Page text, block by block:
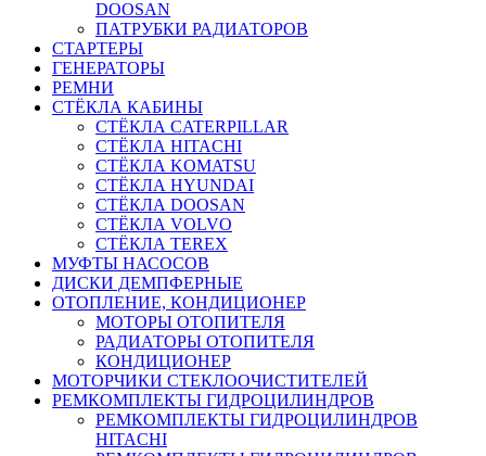
DOOSAN
ПАТРУБКИ РАДИАТОРОВ
СТАРТЕРЫ
ГЕНЕРАТОРЫ
РЕМНИ
СТЁКЛА КАБИНЫ
СТЁКЛА CATERPILLAR
СТЁКЛА HITACHI
СТЁКЛА KOMATSU
СТЁКЛА HYUNDAI
СТЁКЛА DOOSAN
СТЁКЛА VOLVO
СТЁКЛА TEREX
МУФТЫ НАСОСОВ
ДИСКИ ДЕМПФЕРНЫЕ
ОТОПЛЕНИЕ, КОНДИЦИОНЕР
МОТОРЫ ОТОПИТЕЛЯ
РАДИАТОРЫ ОТОПИТЕЛЯ
КОНДИЦИОНЕР
МОТОРЧИКИ СТЕКЛООЧИСТИТЕЛЕЙ
РЕМКОМПЛЕКТЫ ГИДРОЦИЛИНДРОВ
РЕМКОМПЛЕКТЫ ГИДРОЦИЛИНДРОВ
HITACHI